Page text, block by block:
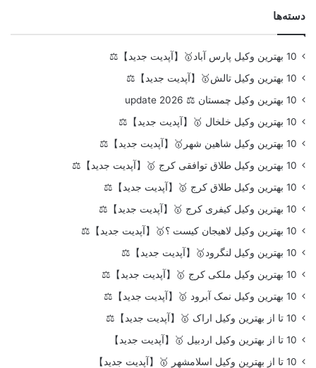
دسته‌ها
10 بهترین وکیل پارس آباد🥇【آپدیت جدید】⚖️
10 بهترین وکیل تالش🥇【آپدیت جدید】⚖️
10 بهترین وکیل چمستان ⚖️ update 2026
10 بهترین وکیل خلخال 🥇【آپدیت جدید】⚖️
10 بهترین وکیل شاهین شهر🥇【آپدیت جدید】⚖️
10 بهترین وکیل طلاق توافقی کرج 🥇【آپدیت جدید】⚖️
10 بهترین وکیل طلاق کرج 🥇【آپدیت جدید】⚖️
10 بهترین وکیل کیفری کرج 🥇【آپدیت جدید】⚖️
10 بهترین وکیل لاهیجان کیست ؟🥇【آپدیت جدید】⚖️
10 بهترین وکیل لنگرود🥇【آپدیت جدید】⚖️
10 بهترین وکیل ملکی کرج 🥇【آپدیت جدید】⚖️
10 بهترین وکیل نمک آبرود 🥇【آپدیت جدید】⚖️
10 تا از بهترین وکیل اراک 🥇【آپدیت جدید】⚖️
10 تا از بهترین وکیل اردبیل 🥇【آپدیت جدید】
10 تا از بهترین وکیل اسلامشهر 🥇【آپدیت جدید】